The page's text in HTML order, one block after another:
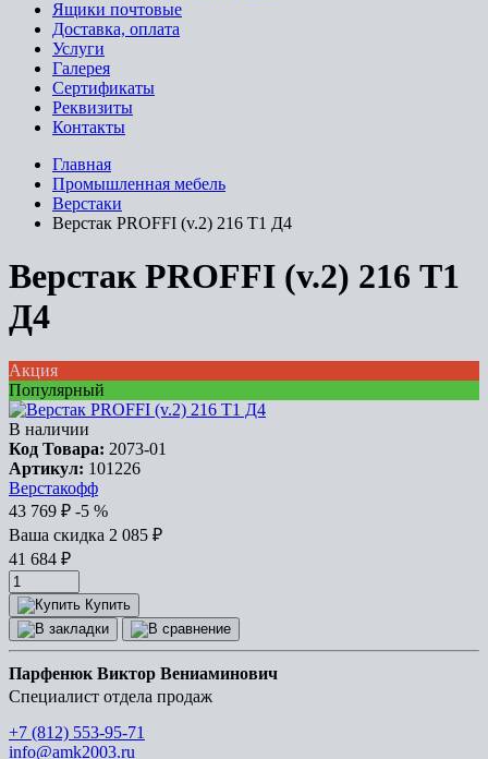
Ящики почтовые
Доставка, оплата
Услуги
Галерея
Сертификаты
Реквизиты
Контакты
Главная
Промышленная мебель
Верстаки
Верстак PROFFI (v.2) 216 Т1 Д4
Верстак PROFFI (v.2) 216 Т1
Д4
Акция
Популярный
В наличии
Код Товара: 2073-01
Артикул: 101226
Верстакофф
43 769 ₽ -5 %
Ваша cкидка 2 085 ₽
41 684 ₽
Купить
Парфенюк Виктор Вениаминович
Специалист отдела продаж
+7 (812) 553-95-71
info@amk2003.ru